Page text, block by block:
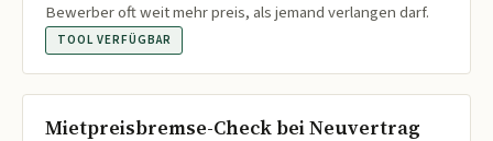
Bewerber oft weit mehr preis, als jemand verlangen darf.
TOOL VERFÜGBAR
Mietpreisbremse-Check bei Neuvertrag